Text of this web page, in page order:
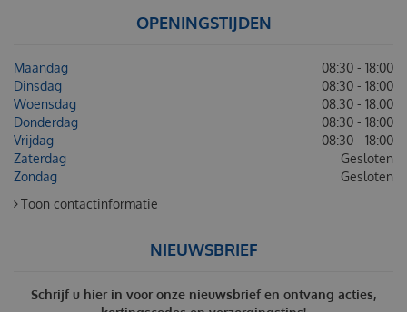
OPENINGSTIJDEN
Maandag
08:30 - 18:00
Dinsdag
08:30 - 18:00
Woensdag
08:30 - 18:00
Donderdag
08:30 - 18:00
Vrijdag
08:30 - 18:00
Zaterdag
Gesloten
Zondag
Gesloten
Toon contactinformatie
NIEUWSBRIEF
Schrijf u hier in voor onze nieuwsbrief en ontvang acties,